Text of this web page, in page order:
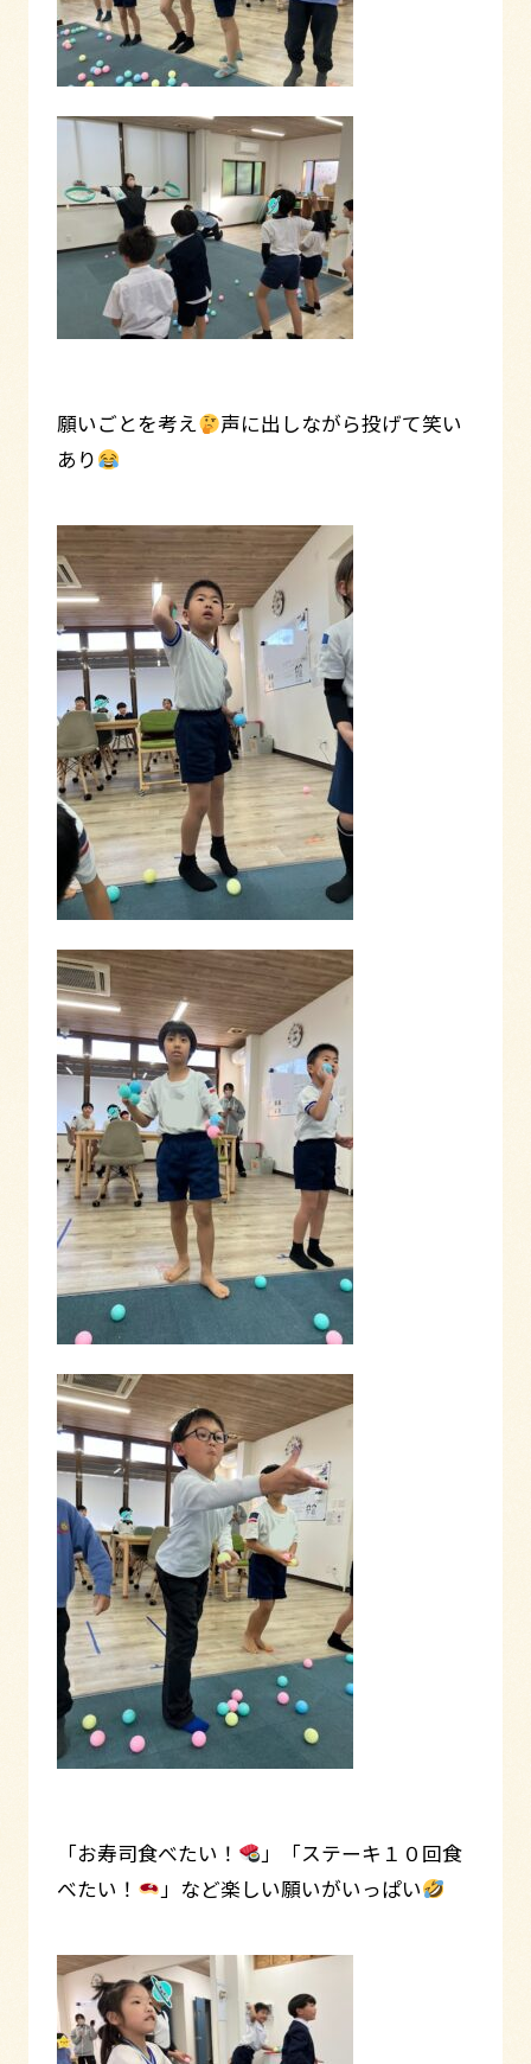
願いごとを考え
声に出しながら投げて笑い
あり
「お寿司食べたい！
」「ステーキ１０回食
べたい！
」など楽しい願いがいっぱい